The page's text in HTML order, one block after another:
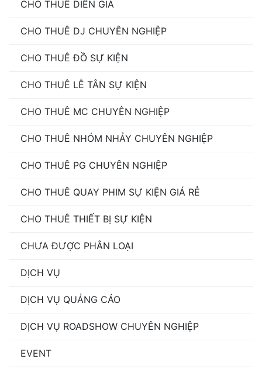
CHO THUÊ DIỄN GIẢ
CHO THUÊ DJ CHUYÊN NGHIỆP
CHO THUÊ ĐỒ SỰ KIỆN
CHO THUÊ LỄ TÂN SỰ KIỆN
CHO THUÊ MC CHUYÊN NGHIỆP
CHO THUÊ NHÓM NHẢY CHUYÊN NGHIỆP
CHO THUÊ PG CHUYÊN NGHIỆP
CHO THUÊ QUAY PHIM SỰ KIỆN GIÁ RẺ
CHO THUÊ THIẾT BỊ SỰ KIỆN
CHƯA ĐƯỢC PHÂN LOẠI
DỊCH VỤ
DỊCH VỤ QUẢNG CÁO
DỊCH VỤ ROADSHOW CHUYÊN NGHIỆP
EVENT